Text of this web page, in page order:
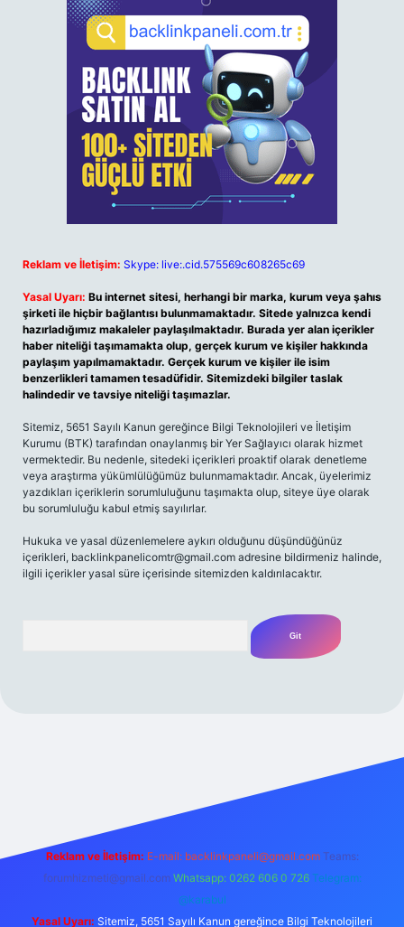
Reklam ve İletişim: Skype: live:.cid.575569c608265c69
Yasal Uyarı: Bu internet sitesi, herhangi bir marka, kurum veya şahıs
şirketi ile hiçbir bağlantısı bulunmamaktadır. Sitede yalnızca kendi
hazırladığımız makaleler paylaşılmaktadır. Burada yer alan içerikler
haber niteliği taşımamakta olup, gerçek kurum ve kişiler hakkında
paylaşım yapılmamaktadır. Gerçek kurum ve kişiler ile isim
benzerlikleri tamamen tesadüfidir. Sitemizdeki bilgiler taslak
halindedir ve tavsiye niteliği taşımazlar.
Sitemiz, 5651 Sayılı Kanun gereğince Bilgi Teknolojileri ve İletişim
Kurumu (BTK) tarafından onaylanmış bir Yer Sağlayıcı olarak hizmet
vermektedir. Bu nedenle, sitedeki içerikleri proaktif olarak denetleme
veya araştırma yükümlülüğümüz bulunmamaktadır. Ancak, üyelerimiz
yazdıkları içeriklerin sorumluluğunu taşımakta olup, siteye üye olarak
bu sorumluluğu kabul etmiş sayılırlar.
Hukuka ve yasal düzenlemelere aykırı olduğunu düşündüğünüz
içerikleri, backlinkpanelicomtr@gmail.com adresine bildirmeniz halinde,
ilgili içerikler yasal süre içerisinde sitemizden kaldırılacaktır.
m elexbet
Reklam ve İletişim: E-mail: backlinkpaneli@gmail.com Teams:
forumhizmeti@gmail.com Whatsapp: 0262 606 0 726 Telegram:
@karabul
Yasal Uyarı: Sitemiz, 5651 Sayılı Kanun gereğince Bilgi Teknolojileri